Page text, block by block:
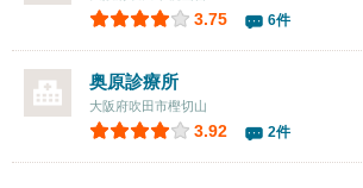
3.75 6件
奥原診療所
大阪府吹田市樫切山
3.92 2件